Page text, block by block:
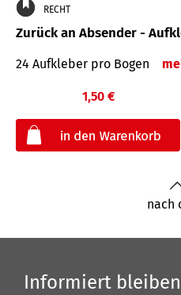
RECHT
Zurück an Absender -
24 Aufkleber pro Bogen
1,50 €
nach
Informiert bleiben